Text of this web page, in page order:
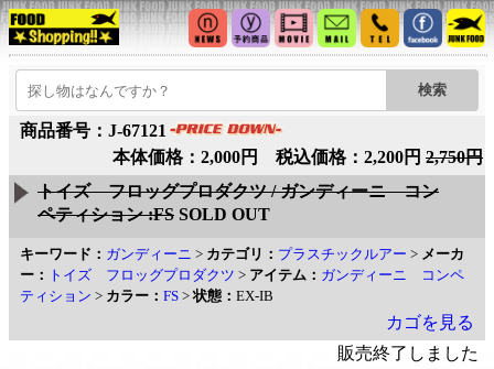
商品番号：J-67121
本体価格：2,000円 税込価格：2,200円 2,750円
トイズ フロッグプロダクツ / ガンディーニ コン
ペティション :FS SOLD OUT
キーワード： ガンディーニ > カテゴリ： プラスチックルアー > メーカ
ー： トイズ フロッグプロダクツ > アイテム： ガンディーニ コンペ
ティション > カラー： FS >状態： EX-IB
カゴを見る
販売終了しました